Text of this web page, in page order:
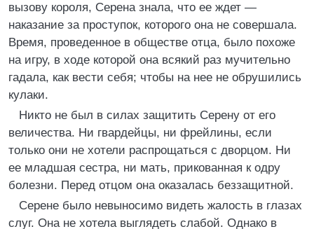
вызову короля, Серена знала, что ее ждет —
наказание за проступок, которого она не совершала.
Время, проведенное в обществе отца, было похоже
на игру, в ходе которой она всякий раз мучительно
гадала, как вести себя; чтобы на нее не обрушились
кулаки.
Никто не был в силах защитить Серену от его
величества. Ни гвардейцы, ни фрейлины, если
только они не хотели распрощаться с дворцом. Ни
ее младшая сестра, ни мать, прикованная к одру
болезни. Перед отцом она оказалась беззащитной.
Серене было невыносимо видеть жалость в глазах
слуг. Она не хотела выглядеть слабой. Однако в